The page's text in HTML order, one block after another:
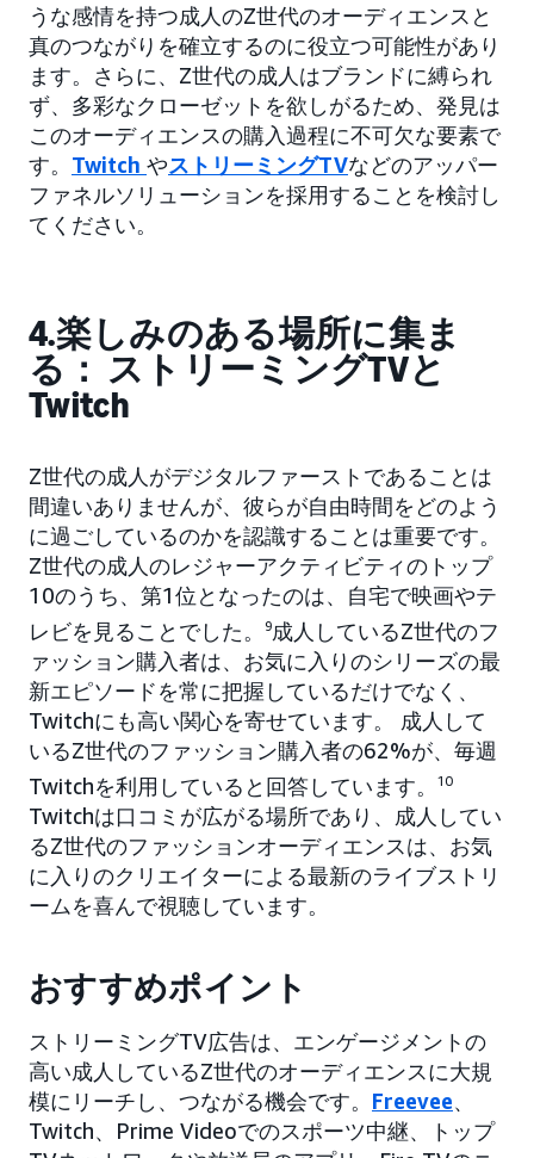
うな感情を持つ成人のZ世代のオーディエンスと
真のつながりを確立するのに役立つ可能性があり
ます。さらに、Z世代の成人はブランドに縛られ
ず、多彩なクローゼットを欲しがるため、発見は
このオーディエンスの購入過程に不可欠な要素で
す。 Twitch やストリーミングTVなどのアッパー
ファネルソリューションを採用することを検討し
てください。
4.楽しみのある場所に集ま
る： ストリーミングTVと
Twitch
Z世代の成人がデジタルファーストであることは
間違いありませんが、彼らが自由時間をどのよう
に過ごしているのかを認識することは重要です。
Z世代の成人のレジャーアクティビティのトップ
10のうち、第1位となったのは、自宅で映画やテ
レビを見ることでした。
9成人しているZ世代のフ
ァッション購入者は、お気に入りのシリーズの最
新エピソードを常に把握しているだけでなく、
Twitchにも高い関心を寄せています。 成人して
いるZ世代のファッション購入者の62%が、毎週
Twitchを利用していると回答しています。
10
Twitchは口コミが広がる場所であり、成人してい
るZ世代のファッションオーディエンスは、お気
に入りのクリエイターによる最新のライブストリ
ームを喜んで視聴しています。
おすすめポイント
ストリーミングTV広告は、エンゲージメントの
高い成人しているZ世代のオーディエンスに大規
模にリーチし、つながる機会です。 Freevee、
Twitch、Prime Videoでのスポーツ中継、トップ